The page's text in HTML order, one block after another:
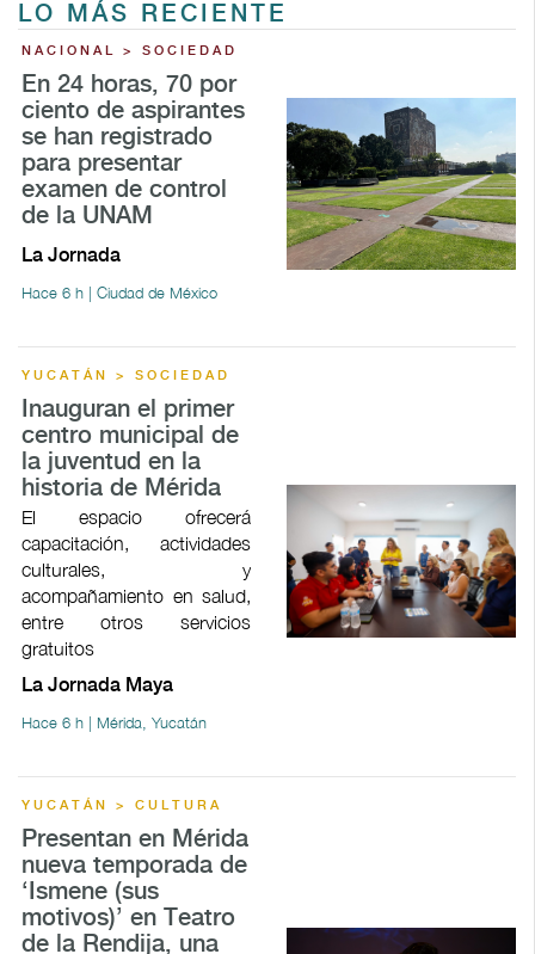
LO MÁS RECIENTE
NACIONAL > SOCIEDAD
En 24 horas, 70 por
ciento de aspirantes
se han registrado
para presentar
examen de control
de la UNAM
La Jornada
Hace 6 h | Ciudad de México
YUCATÁN > SOCIEDAD
Inauguran el primer
centro municipal de
la juventud en la
historia de Mérida
El espacio ofrecerá
capacitación, actividades
culturales, y
acompañamiento en salud,
entre otros servicios
gratuitos
La Jornada Maya
Hace 6 h | Mérida, Yucatán
YUCATÁN > CULTURA
Presentan en Mérida
nueva temporada de
‘Ismene (sus
motivos)’ en Teatro
de la Rendija, una